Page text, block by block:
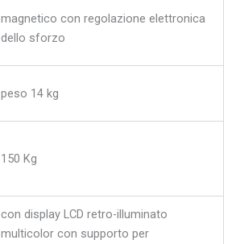
magnetico con regolazione elettronica
dello sforzo
peso 14 kg
150 Kg
con display LCD retro-illuminato
multicolor con supporto per